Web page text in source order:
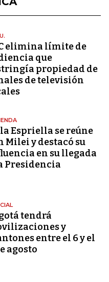
elimina límite de
que
propiedad de
de televisión
la Espriella se reúne
Milei y destacó su
en su llegada
Presidencia
tendrá
y
entre el 6 y el
agosto